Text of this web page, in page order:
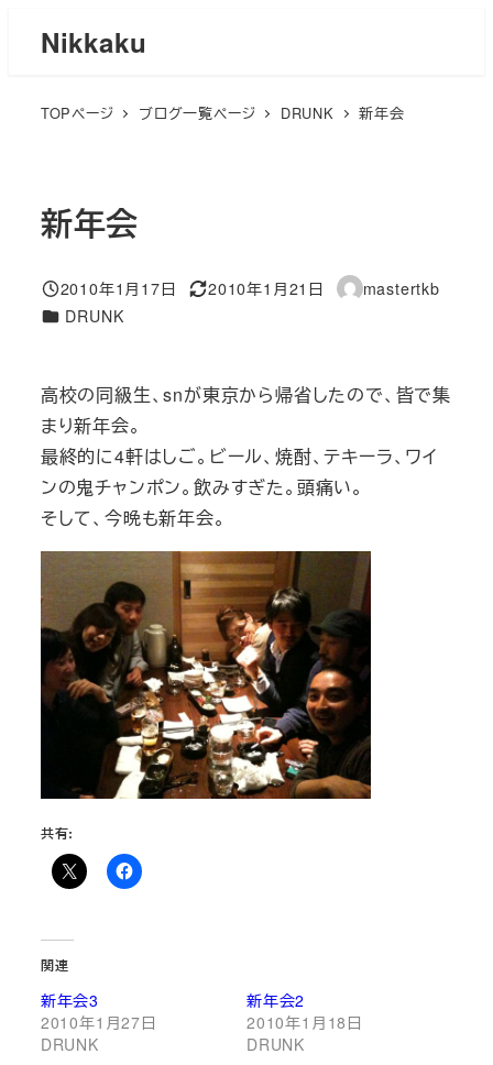
Nikkaku
TOPページ ブログ一覧ページ DRUNK 新年会
新年会
投稿日
2010年1月17日
更新日
2010年1月21日
著
mastertkb
カテゴリー
DRUNK
高校の同級生、snが東京から帰省したので、皆で集
まり新年会。
最終的に4軒はしご。ビール、焼酎、テキーラ、ワイ
ンの鬼チャンポン。飲みすぎた。頭痛い。
そして、今晩も新年会。
共有:
関連
新年会3
2010年1月27日
DRUNK
新年会2
2010年1月18日
DRUNK